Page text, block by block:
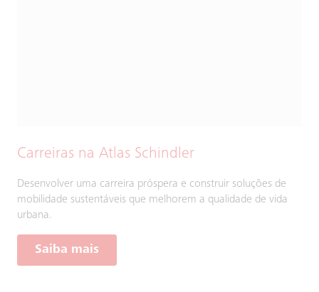
Carreiras na Atlas Schindler
Desenvolver uma carreira próspera e construir soluções de
mobilidade sustentáveis que melhorem a qualidade de vida
urbana.
Saiba mais